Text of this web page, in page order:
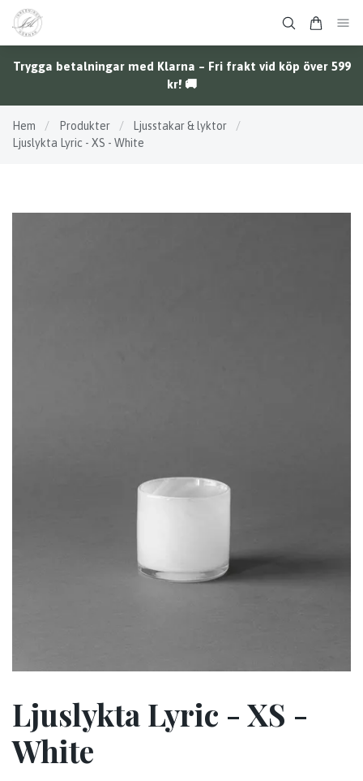
Trygga betalningar med Klarna – Fri frakt vid köp över 599
kr! 🚚
Hem / Produkter / Ljusstakar & lyktor
/
Ljuslykta Lyric - XS - White
Ljuslykta Lyric - XS -
White